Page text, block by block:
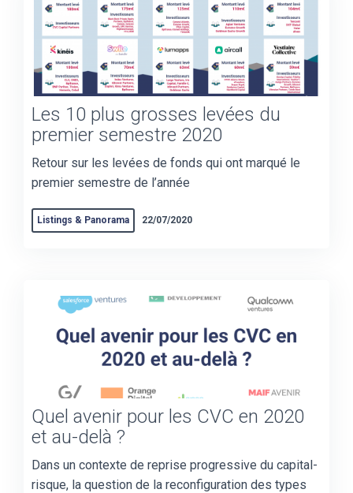
Les 10 plus grosses levées du
premier semestre 2020
Retour sur les levées de fonds qui ont marqué le
premier semestre de l’année
Listings & Panorama 22/07/2020
Quel avenir pour les CVC en 2020
et au-delà ?
Dans un contexte de reprise progressive du capital-
risque, la question de la reconfiguration des types